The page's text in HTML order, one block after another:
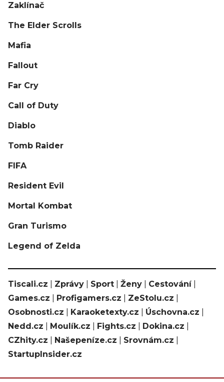
Zaklínač
The Elder Scrolls
Mafia
Fallout
Far Cry
Call of Duty
Diablo
Tomb Raider
FIFA
Resident Evil
Mortal Kombat
Gran Turismo
Legend of Zelda
Tiscali.cz Zprávy Sport Ženy Cestování|
Games.cz
Profigamers.cz ZeStolu.cz
Osobnosti.cz
Karaoketexty.cz Úschovna.cz
Nedd.cz
Moulík.cz Fights.cz Dokina.cz
CZhity.cz
Našepeníze.cz Srovnám.cz
StartupInsider.cz